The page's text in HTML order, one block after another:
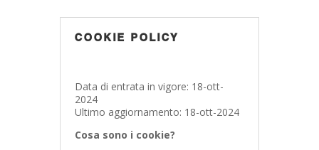
COOKIE POLICY
Data di entrata in vigore: 18-ott-
2024
Ultimo aggiornamento: 18-ott-2024
Cosa sono i cookie?